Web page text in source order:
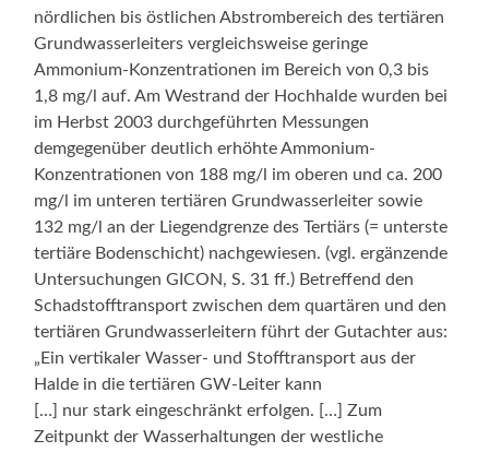
nördlichen bis östlichen Abstrombereich des tertiären
Grundwasserleiters vergleichsweise geringe
Ammonium-Konzentrationen im Bereich von 0,3 bis
1,8 mg/l auf. Am Westrand der Hochhalde wurden bei
im Herbst 2003 durchgeführten Messungen
demgegenüber deutlich erhöhte Ammonium-
Konzentrationen von 188 mg/l im oberen und ca. 200
mg/l im unteren tertiären Grundwasserleiter sowie
132 mg/l an der Liegendgrenze des Tertiärs (= unterste
tertiäre Bodenschicht) nachgewiesen. (vgl. ergänzende
Untersuchungen GICON, S. 31 ff.) Betreffend den
Schadstofftransport zwischen dem quartären und den
tertiären Grundwasserleitern führt der Gutachter aus:
„Ein vertikaler Wasser- und Stofftransport aus der
Halde in die tertiären GW-Leiter kann
[…] nur stark eingeschränkt erfolgen. […] Zum
Zeitpunkt der Wasserhaltungen der westliche